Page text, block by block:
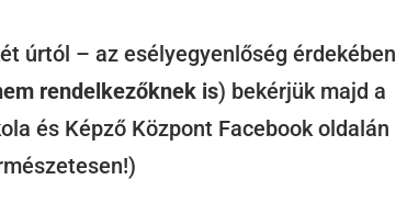
úrtól – az esélyegyenlőség érdekében
rendelkezőknek is) bekérjük majd a
és Képző Központ Facebook oldalán